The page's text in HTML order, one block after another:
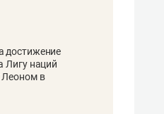
достижение
Лигу наций
в